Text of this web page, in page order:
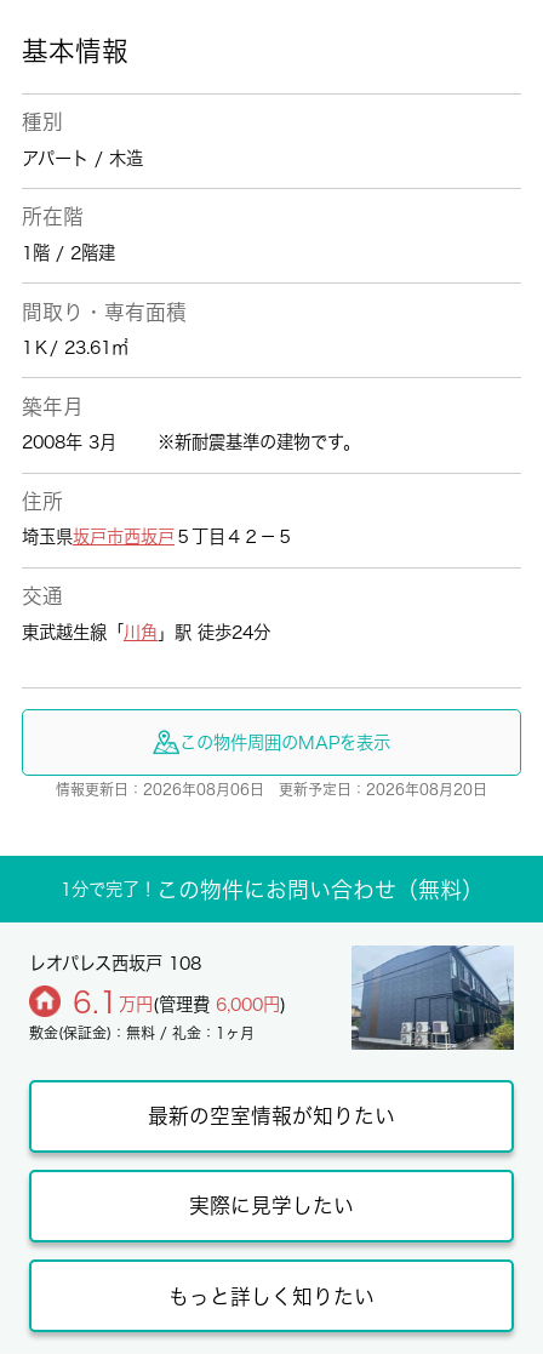
基本情報
種別
アパート / 木造
所在階
1階 / 2階建
間取り・専有面積
1Ｋ/ 23.61㎡
築年月
2008年 3月 ※新耐震基準の建物です。
住所
埼玉県坂戸市西坂戸 ５丁目４２－５
交通
東武越生線「 川角 」駅 徒歩24分
この物件周囲のMAPを表示
情報更新日：2026年08月06日 更新予定日：2026年08月20日
1分で完了！ この物件にお問い合わせ（無料）
レオパレス西坂戸 108
6.1 万円 (管理費 6,000円)
敷金(保証金)：無料 / 礼金：1ヶ月
最新の空室情報が知りたい
実際に見学したい
もっと詳しく知りたい